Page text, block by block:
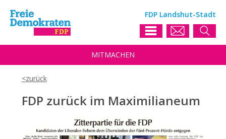
FDP Landshut-Stadt
MITMACHEN
FDP zurück im Maximilianeum